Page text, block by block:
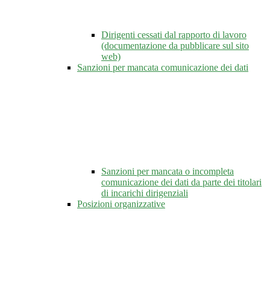
Dirigenti cessati dal rapporto di lavoro
(documentazione da pubblicare sul sito
web)
Sanzioni per mancata comunicazione dei dati
Sanzioni per mancata o incompleta
comunicazione dei dati da parte dei titolari
di incarichi dirigenziali
Posizioni organizzative